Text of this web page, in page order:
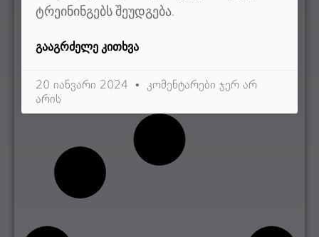
ტრეინინგებს შეუდგება.
ᲒᲐᲐᲒᲠᲫᲔᲚᲔ ᲙᲘᲗᲮᲕᲐ
20 იანვარი 2024
კომენტარები ჯერ არ
არის